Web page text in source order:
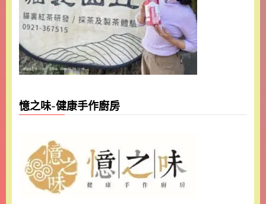
憶之味-健康手作廚房